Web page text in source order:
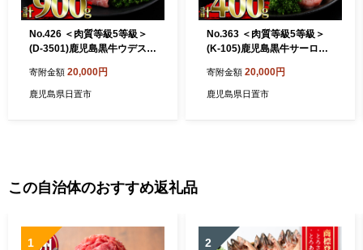
No.426 ＜肉質等級5等級＞
(D-3501)鹿児島黒牛ウデスラ
0g)国産 九州産 牛肉 黒牛 黒
毛和牛 和牛 ウデ スライス セ
寄附金額 20,000円
鹿児島県日置市
No.363 ＜肉質等級5等級＞
(K-105)鹿児島黒牛サーロイ
0g)国産 九州産 牛肉 黒牛 黒
毛和牛 和牛 ステーキ サーロ
寄附金額 20,000円
鹿児島県日置市
この自治体のおすすめ返礼品
1 2